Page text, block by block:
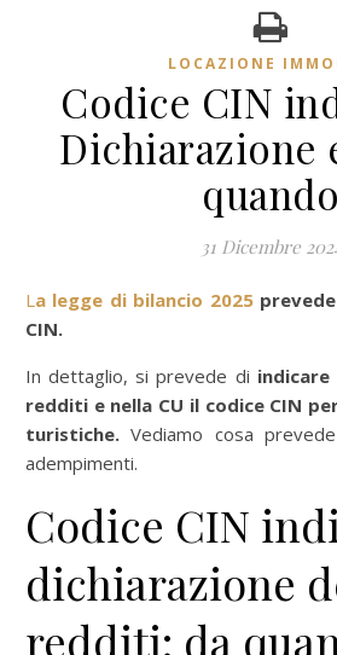
LOCAZIONE
Codice CIN
Dichiarazione
quando
31 Dicembre
La legge di bilancio 2025
CIN.
In dettaglio, si prevede di indicare
redditi e nella CU il codice CIN
turistiche. Vediamo cosa
adempimenti.
Codice CIN
dichiarazione
redditi: da